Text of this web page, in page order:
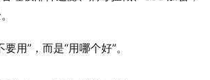
用”，而是“用哪个好”。